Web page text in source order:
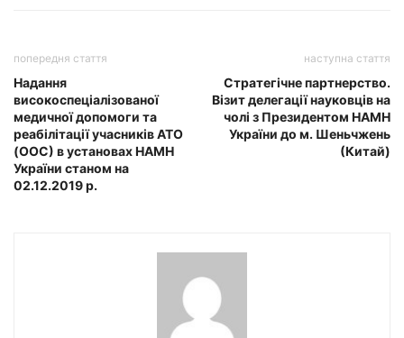
попередня стаття
Надання
високоспеціалізованої
медичної допомоги та
реабілітації учасників АТО
(ООС) в установах НАМН
України станом на
02.12.2019 р.
наступна стаття
Стратегічне партнерство.
Візит делегації науковців на
чолі з Президентом НАМН
України до м. Шеньчжень
(Китай)